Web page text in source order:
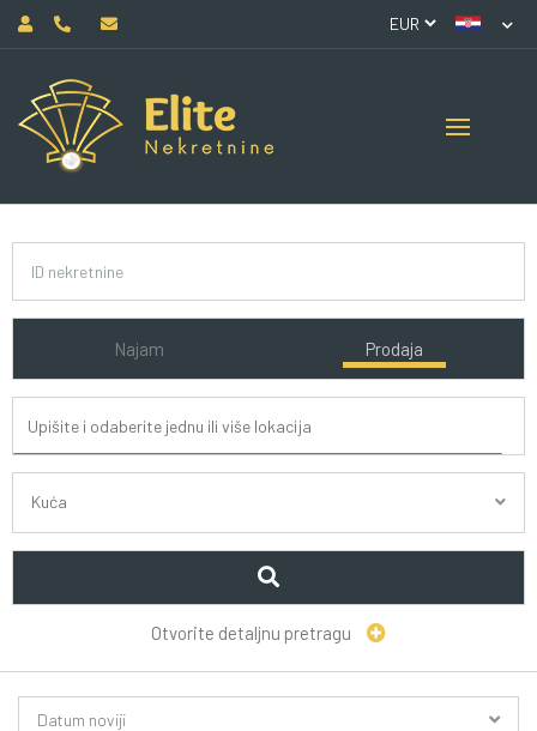
Najam Prodaja
Kuća
Otvorite detaljnu pretragu
Datum noviji